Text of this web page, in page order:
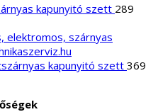
kapunyitó szett 289
kapunyitó szett 369